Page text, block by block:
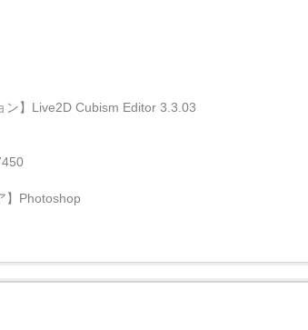
ン】Live2D Cubism Editor 3.3.03
】Photoshop